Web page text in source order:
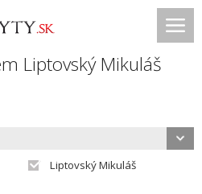
Liptovský Mikuláš
Liptovský Mikuláš